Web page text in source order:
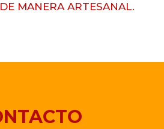
MANERA ARTESANAL.